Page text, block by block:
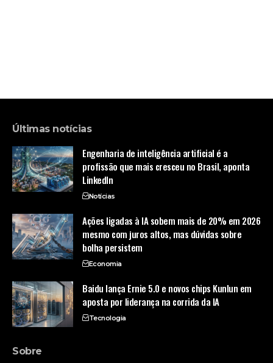
Últimas notícias
Engenharia de inteligência artificial é a
profissão que mais cresceu no Brasil, aponta
LinkedIn
Notícias
Ações ligadas à IA sobem mais de 20% em 2026
mesmo com juros altos, mas dúvidas sobre
bolha persistem
Economia
Baidu lança Ernie 5.0 e novos chips Kunlun em
aposta por liderança na corrida da IA
Tecnologia
Sobre